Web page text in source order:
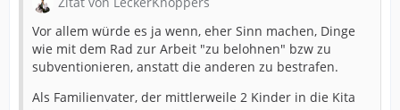
Vor allem würde es ja wenn, eher Sinn machen, Dinge
wie mit dem Rad zur Arbeit "zu belohnen" bzw zu
subventionieren, anstatt die anderen zu bestrafen.
Als Familienvater, der mittlerweile 2 Kinder in die Kita